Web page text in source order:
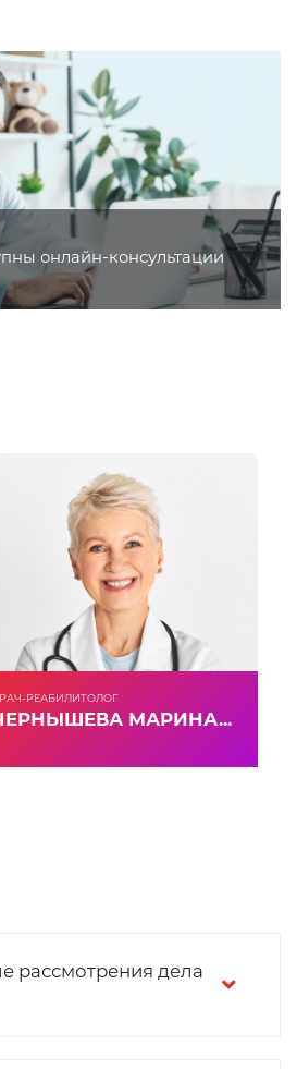
онлайн-консультации
РЕАБИЛИТОЛОГ
МАРИНА...
рассмотрения дела